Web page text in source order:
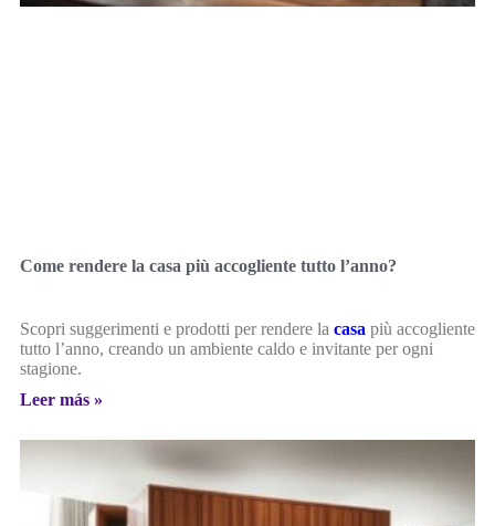
Come rendere la casa più accogliente tutto l’anno?
Scopri suggerimenti e prodotti per rendere la casa più accogliente
tutto l’anno, creando un ambiente caldo e invitante per ogni
stagione.
Leer más »